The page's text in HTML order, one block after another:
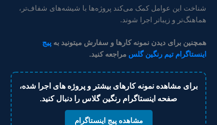
شناخت این عوامل کمک می‌کند پروژه‌ها با شیشه‌های شفاف‌تر،
هماهنگ‌تر و زیباتر اجرا شوند.
همچنین برای دیدن نمونه کارها و سفارش میتونید بهپیج
اینستاگرام تیم رنگین گلس مراجعه کنید.
برای مشاهده نمونه کارهای بیشتر و پروژه های اجرا شده،
صفحه اینستاگرام رنگین گلاس را دنبال کنید.
مشاهده پیج اینستاگرام